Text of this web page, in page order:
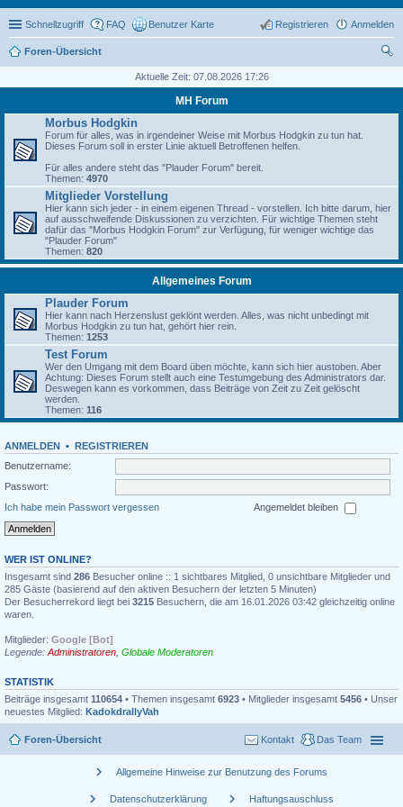
Schnellzugriff FAQ Benutzer Karte Anmelden
Registrieren
Foren-Übersicht
Aktuelle Zeit: 07.08.2026 17:26
MH Forum
Morbus Hodgkin
Forum für alles, was in irgendeiner Weise mit Morbus Hodgkin zu tun hat.
Dieses Forum soll in erster Linie aktuell Betroffenen helfen.
Für alles andere steht das "Plauder Forum" bereit.
Themen: 4970
Mitglieder Vorstellung
Hier kann sich jeder - in einem eigenen Thread - vorstellen. Ich bitte darum, hier
auf ausschweifende Diskussionen zu verzichten. Für wichtige Themen steht
dafür das "Morbus Hodgkin Forum" zur Verfügung, für weniger wichtige das
"Plauder Forum"
Themen: 820
Allgemeines Forum
Plauder Forum
Hier kann nach Herzenslust geklönt werden. Alles, was nicht unbedingt mit
Morbus Hodgkin zu tun hat, gehört hier rein.
Themen: 1253
Test Forum
Wer den Umgang mit dem Board üben möchte, kann sich hier austoben. Aber
Achtung: Dieses Forum stellt auch eine Testumgebung des Administrators dar.
Deswegen kann es vorkommen, dass Beiträge von Zeit zu Zeit gelöscht
werden.
Themen: 116
ANMELDEN • REGISTRIEREN
Benutzername:
Passwort:
Ich habe mein Passwort vergessen
Angemeldet bleiben
WER IST ONLINE?
Insgesamt sind 286 Besucher online :: 1 sichtbares Mitglied, 0 unsichtbare Mitglieder und
285 Gäste (basierend auf den aktiven Besuchern der letzten 5 Minuten)
Der Besucherrekord liegt bei 3215 Besuchern, die am 16.01.2026 03:42 gleichzeitig online
waren.
Mitglieder: Google [Bot]
Legende: Administratoren Globale Moderatoren
STATISTIK
Beiträge insgesamt 110654 • Themen insgesamt 6923 • Mitglieder insgesamt 5456 • Unser
neuestes Mitglied: KadokdrallyVah
Foren-Übersicht Das Team
Kontakt
chevron_right Allgemeine Hinweise zur Benutzung des Forums
chevron_right Datenschutzerklärung chevron_right Haftungsauschluss